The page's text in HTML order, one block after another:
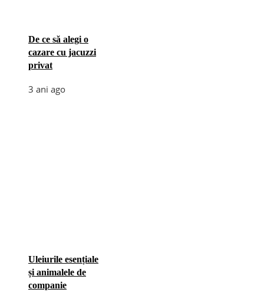
De ce să alegi o
cazare cu jacuzzi
privat
3 ani ago
Uleiurile esențiale
și animalele de
companie